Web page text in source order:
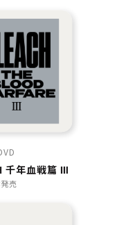
千年血戦篇 Ⅲ
売